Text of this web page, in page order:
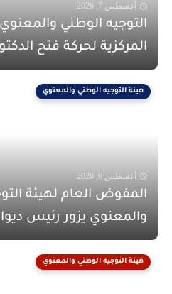
أغسطس 7, 2026
التوجيه الوطني
المركزية لحركة فتح
هيئة التوجيه الوطني والمعنوي
أغسطس 6, 2026
المفوض العام لهيئة
والمعنوي يزور رئيس
هيئة التوجيه الوطني والمعنوي